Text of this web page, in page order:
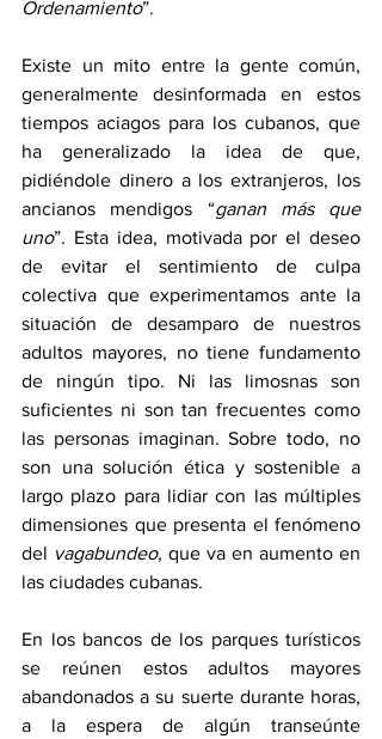
Ordenamiento”.
Existe un mito entre la gente común,
generalmente desinformada en estos
tiempos aciagos para los cubanos, que
ha generalizado la idea de que,
pidiéndole dinero a los extranjeros, los
ancianos mendigos “ganan más que
uno”. Esta idea, motivada por el deseo
de evitar el sentimiento de culpa
colectiva que experimentamos ante la
situación de desamparo de nuestros
adultos mayores, no tiene fundamento
de ningún tipo. Ni las limosnas son
suficientes ni son tan frecuentes como
las personas imaginan. Sobre todo, no
son una solución ética y sostenible a
largo plazo para lidiar con las múltiples
dimensiones que presenta el fenómeno
del vagabundeo, que va en aumento en
las ciudades cubanas.
En los bancos de los parques turísticos
se reúnen estos adultos mayores
abandonados a su suerte durante horas,
a la espera de algún transeúnte